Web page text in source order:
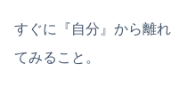
すぐに『自分』から離
てみること。